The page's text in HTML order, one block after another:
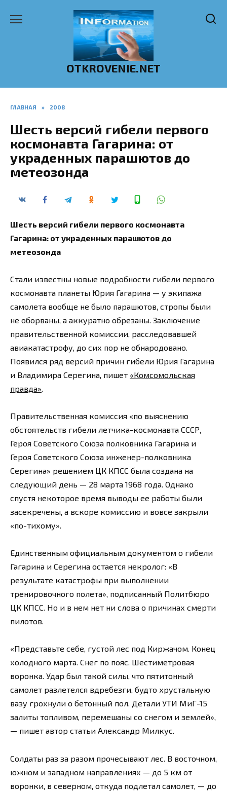
OTKROVENIE.NET
ГЛАВНАЯ » 2008
Шесть версий гибели первого
космонавта Гагарина: от
украденных парашютов до
метеозонда
Шесть версий гибели первого космонавта
Гагарина: от украденных парашютов до
метеозонда
Стали известны новые подробности гибели первого
космонавта планеты Юрия Гагарина — у экипажа
самолета вообще не было парашютов, стропы были
не оборваны, а аккуратно обрезаны. Заключение
правительственной комиссии, расследовавшей
авиакатастрофу, до сих пор не обнародовано.
Появился ряд версий причин гибели Юрия Гагарина
и Владимира Серегина, пишет «Комсомольская
правда»
Правительственная комиссия «по выяснению
обстоятельств гибели летчика-космонавта СССР,
Героя Советского Союза полковника Гагарина и
Героя Советского Союза инженер-полковника
Серегина» решением ЦК КПСС была создана на
следующий день — 28 марта 1968 года. Однако
спустя некоторое время выводы ее работы были
засекречены, а вскоре комиссию и вовсе закрыли
«по-тихому».
Единственным официальным документом о гибели
Гагарина и Серегина остается некролог: «В
результате катастрофы при выполнении
тренировочного полета», подписанный Политбюро
ЦК КПСС. Но и в нем нет ни слова о причинах смерти
пилотов.
«Представьте себе, густой лес под Киржачом. Конец
холодного марта. Снег по пояс. Шестиметровая
воронка. Удар был такой силы, что пятитонный
самолет разлетелся вдребезги, будто хрустальную
вазу грохнули о бетонный пол. Детали УТИ МиГ-15
залиты топливом, перемешаны со снегом и землей»,
— пишет автор статьи Александр Милкус.
Солдаты раз за разом прочесывают лес. В восточном,
южном и западном направлениях — до 5 км от
воронки, в северном, откуда подлетал самолет, — до